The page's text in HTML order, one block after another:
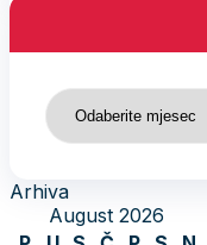
Arhiva
Arhiva
August 2026